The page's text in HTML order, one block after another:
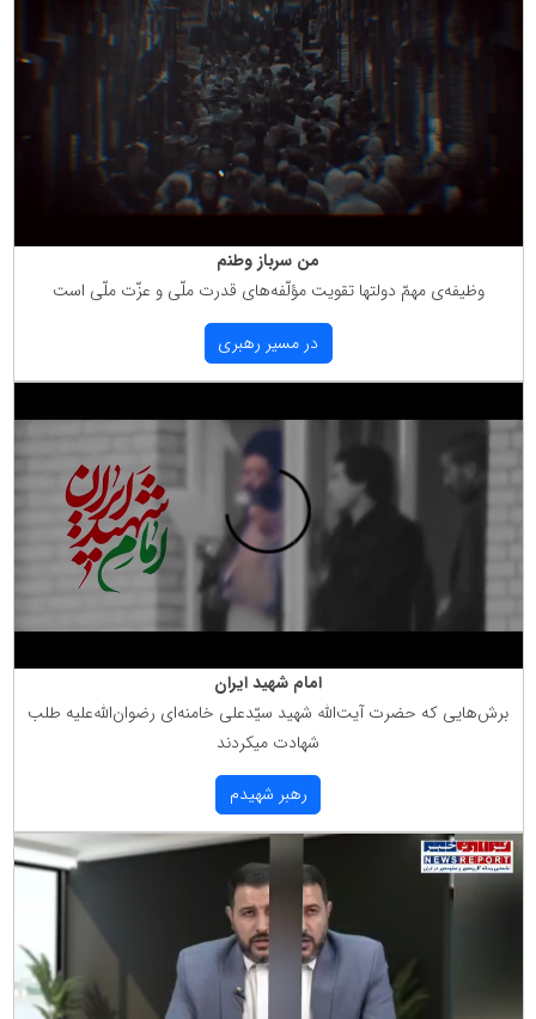
من سرباز وطنم
وظیفه‌ی مهمّ دولتها تقویت مؤلّفه‌های قدرت ملّی و عزّت ملّی است
در مسیر رهبری
امام شهید ایران
برش‌هایی كه حضرت آیت‌الله شهید سیّدعلی خامنه‌ای رضوان‌الله‌علیه طلب
شهادت میكردند
رهبر شهیدم